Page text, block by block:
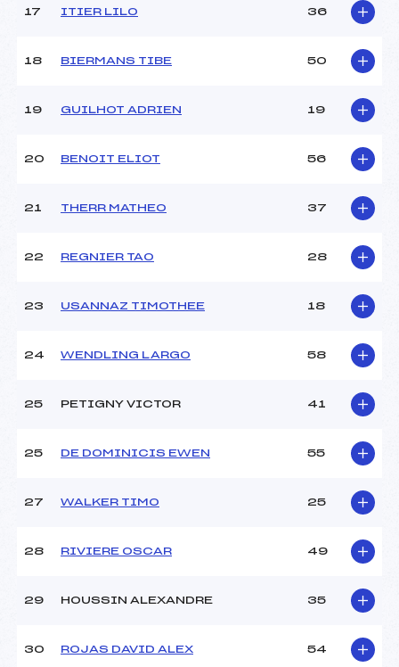
17 ITIER LILO 36
18 BIERMANS TIBE 50
19 GUILHOT ADRIEN 19
20 BENOIT ELIOT 56
21 THERR MATHEO 37
22 REGNIER TAO 28
23 USANNAZ TIMOTHEE 18
24 WENDLING LARGO 58
25 PETIGNY VICTOR 41
25 DE DOMINICIS EWEN 55
27 WALKER TIMO 25
28 RIVIERE OSCAR 49
29 HOUSSIN ALEXANDRE 35
30 ROJAS DAVID ALEX 54